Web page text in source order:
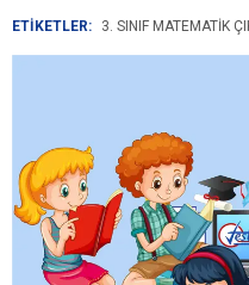
ETİKETLER: 3. SINIF MATEMATIK